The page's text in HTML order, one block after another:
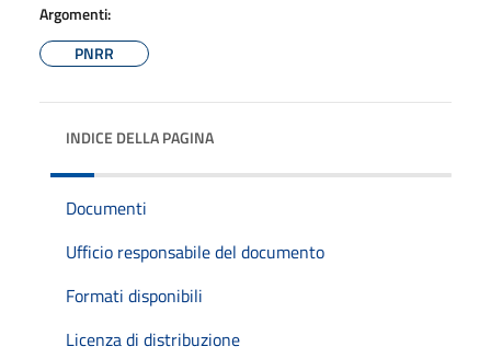
Argomenti:
PNRR
INDICE DELLA PAGINA
Documenti
Ufficio responsabile del documento
Formati disponibili
Licenza di distribuzione